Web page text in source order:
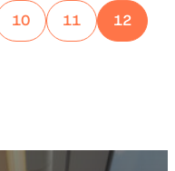
10 11 12